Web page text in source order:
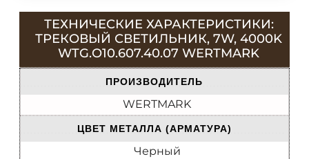
ТЕХНИЧЕСКИЕ ХАРАКТЕРИСТИКИ:
ТРЕКОВЫЙ СВЕТИЛЬНИК, 7W, 4000K
WTG.O10.607.40.07 WERTMARK
ПРОИЗВОДИТЕЛЬ
WERTMARK
ЦВЕТ МЕТАЛЛА (АРМАТУРА)
Черный